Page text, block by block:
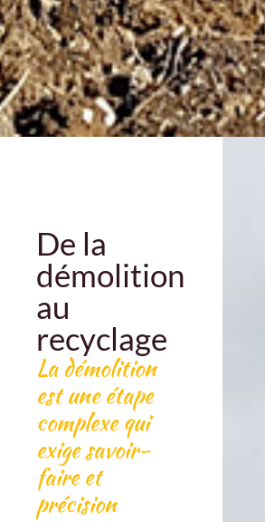
De la
démolition
au
recyclage
La démolition
est une étape
complexe qui
exige savoir-
faire et
précision